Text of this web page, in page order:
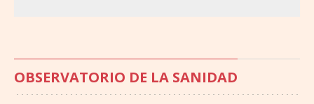
OBSERVATORIO DE LA SANIDAD